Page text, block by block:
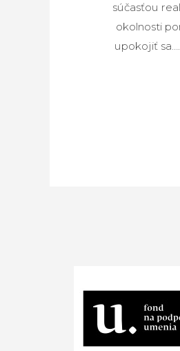
súčasťou
okolnosti
upokojiť